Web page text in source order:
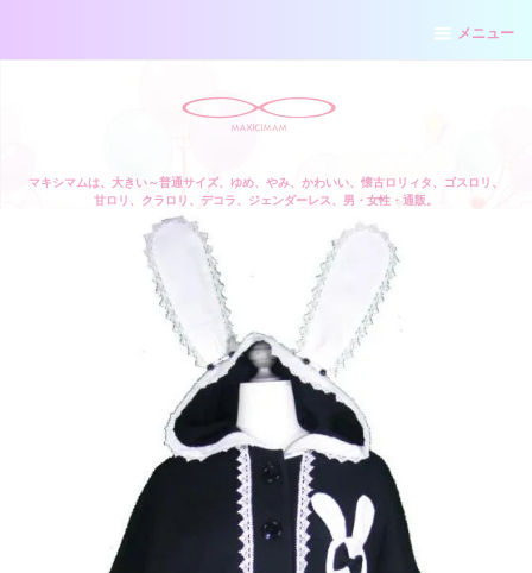
メニュー
マキシマムは、大きい～普通サイズ、ゆめ、やみ、かわいい、懐古ロリィタ、ゴスロリ、
甘ロリ、クラロリ、デコラ、ジェンダーレス、男・女性・通販。